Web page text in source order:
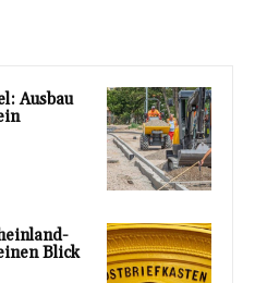
Ausbau
Blick